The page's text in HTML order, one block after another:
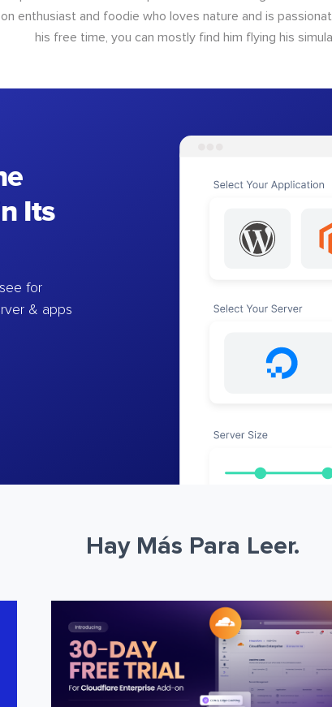
enthusiast and foodie who loves nature and is
his free time, you can mostly find him flying his
Its
for
& apps
Hay Más Para Leer.